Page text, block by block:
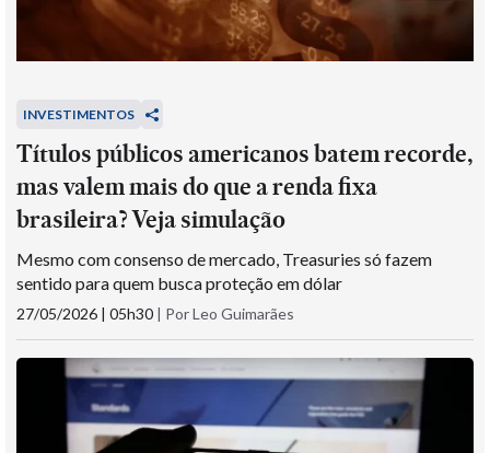
INVESTIMENTOS
Títulos públicos americanos batem recorde,
mas valem mais do que a renda fixa
brasileira? Veja simulação
Mesmo com consenso de mercado, Treasuries só fazem
sentido para quem busca proteção em dólar
27/05/2026 | 05h30 | Por Leo Guimarães